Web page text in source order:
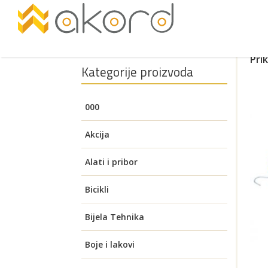
Kategorije proizvoda
000
Akcija
Alati i pribor
Akumulatorski alati
Aku brusilice
Brusilice za zid (Žirafa)
Aku bušilice i čekići
Auto oprema
Alati za visoki napon
Benzinski alati
Bicikli
Električni bicikli
Električni romobili
Bijela Tehnika
Grijača ladica
Boje i lakovi